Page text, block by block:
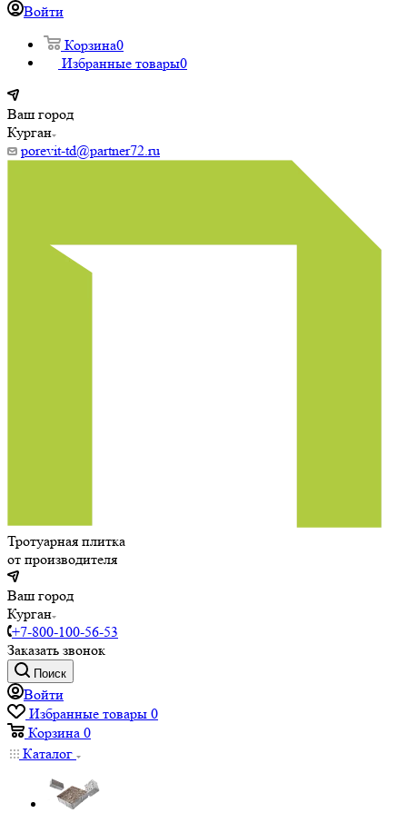
Войти
Корзина0
Избранные товары0
Ваш город
Курган
porevit-td@partner72.ru
Тротуарная плитка
от производителя
Ваш город
Курган
+7-800-100-56-53
Заказать звонок
Поиск
Войти
Избранные товары 0
Корзина 0
Каталог